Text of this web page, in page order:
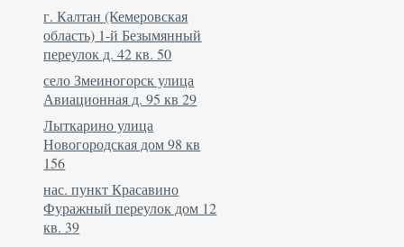
г. Калтан (Кемеровская
область) 1-й Безымянный
переулок д. 42 кв. 50
село Змеиногорск улица
Авиационная д. 95 кв 29
Лыткарино улица
Новогородская дом 98 кв
156
нас. пункт Красавино
Фуражный переулок дом 12
кв. 39